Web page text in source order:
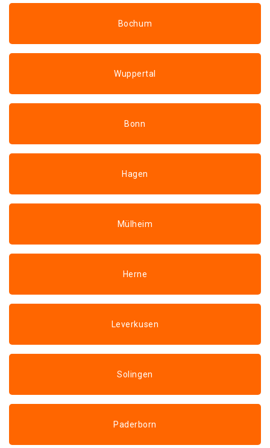
Bochum
Wuppertal
Bonn
Hagen
Mülheim
Herne
Leverkusen
Solingen
Paderborn